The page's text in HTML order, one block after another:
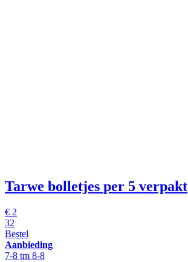
Tarwe bolletjes per 5 verpakt
€ 2
32
Bestel
Aanbieding
7-8 tm 8-8